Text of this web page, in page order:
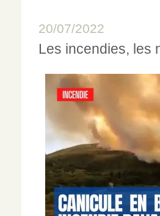
20/07/2022
Les incendies, les